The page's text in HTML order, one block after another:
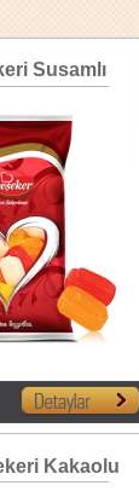
Susamlı
Kakaolu